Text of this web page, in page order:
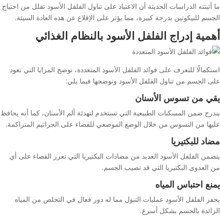
ما أثبتته الدراسات الحديثة أن الاعتياد على تناول الفلفل الأسود تقلل من احتياج
الجسم للنيكوتين بدرجة كبيرة، مما يؤثر على الإقلاع عن هذه العادة السيئة.
أهمية إدراج الفلفل الأسود بالنظام الغذائي
استكمالًا للتعرف على فوائد الفلفل الأسود المتعددة، نوضح المزايا التي تعود
على الجسم من تناول الفلفل الأسود ونوضحها فيما يلي:
يقي من تسوس الأسنان
يندرج ضمن المسكنات الطبيعية التي تستخدم لتهدئة ألم الأسنان، كما أنه يحافظ
عليها من التسوس من خلال الوضع الموضعي للقضاء على الجراثيم المتراكمة.
مضاد للبكتيريا
يتضمن الفلفل الأسود العديد من مضادات البكتيريا التي تعزز القضاء على أي
من العدوى البكتيريا التي قد تصيب الجسم.
يمنع احتباس المياه
يحفز الفلفل الأسود عمليات التبول مما له دور فعال في التخلص من المياه
الزائدة بالجسم بشكل أسرع.